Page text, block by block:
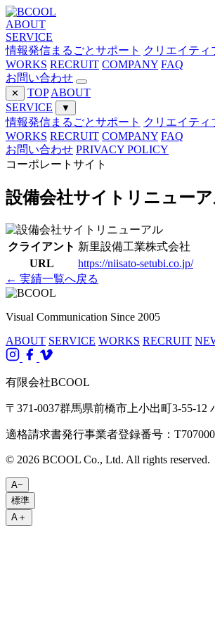
ABOUT
SERVICE
情報発信まるごとサポート クリエイティ
WORKS RECRUIT COMPANY FAQ
お問い合わせ
✕ TOP ABOUT
SERVICE
▼
情報発信まるごとサポート クリエイティ
WORKS RECRUIT COMPANY FAQ
お問い合わせ PRIVACY POLICY
コーポレートサイト
設備会社サイトリニュー
クライアント 新里設備工業株式会社
URL
https://niisato-setubi.co.jp/
← 実績一覧へ戻る
Visual Communication Since 2005
ABOUT SERVICE WORKS RECRUIT
有限会社BCOOL
〒371-0037群馬県前橋市上小出町3-55-12
適格請求書発行事業者登録番号：
© 2026 BCOOL Co., Ltd. All rights reserved.
A−
標準
A＋